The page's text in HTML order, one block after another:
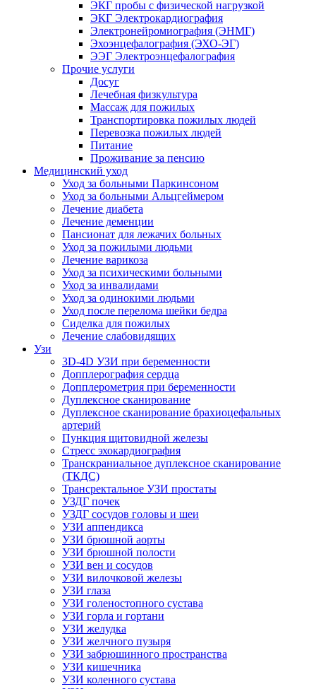
ЭКГ пробы с физической нагрузкой
ЭКГ Электрокардиография
Электронейромиография (ЭНМГ)
Эхоэнцефалография (ЭХО-ЭГ)
ЭЭГ Электроэнцефалография
Прочие услуги
Досуг
Лечебная физкультура
Массаж для пожилых
Транспортировка пожилых людей
Перевозка пожилых людей
Питание
Проживание за пенсию
Медицинский уход
Уход за больными Паркинсоном
Уход за больными Альцгеймером
Лечение диабета
Лечение деменции
Пансионат для лежачих больных
Уход за пожилыми людьми
Лечение варикоза
Уход за психическими больными
Уход за инвалидами
Уход за одинокими людьми
Уход после перелома шейки бедра
Сиделка для пожилых
Лечение слабовидящих
Узи
3D-4D УЗИ при беременности
Допплерография сердца
Допплерометрия при беременности
Дуплексное сканирование
Дуплексное сканирование брахиоцефальных
артерий
Пункция щитовидной железы
Стресс эхокардиография
Транскраниальное дуплексное сканирование
(ТКДС)
Трансректальное УЗИ простаты
УЗДГ почек
УЗДГ сосудов головы и шеи
УЗИ аппендикса
УЗИ брюшной аорты
УЗИ брюшной полости
УЗИ вен и сосудов
УЗИ вилочковой железы
УЗИ глаза
УЗИ голеностопного сустава
УЗИ горла и гортани
УЗИ желудка
УЗИ желчного пузыря
УЗИ забрюшинного пространства
УЗИ кишечника
УЗИ коленного сустава